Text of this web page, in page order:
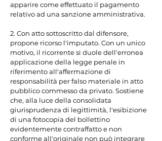
apparire come effettuato il pagamento
relativo ad una sanzione amministrativa.
2. Con atto sottoscritto dal difensore,
propone ricorso l'imputato. Con un unico
motivo, il ricorrente si duole dell'erronea
applicazione della legge penale in
riferimento all'affermazione di
responsabilità per falso materiale in atto
pubblico commesso da privato. Sostiene
che, alla luce della consolidata
giurisprudenza di legittimità, l'esibizione
di una fotocopia del bollettino
evidentemente contraffatto e non
conforme all'originale non può integrare